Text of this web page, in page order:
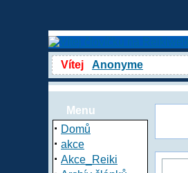
Vítej Anonyme
Menu
· Domů
· akce
· Akce_Reiki